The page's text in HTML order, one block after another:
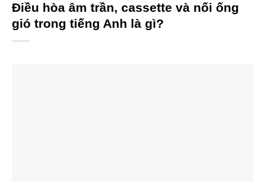
Điều hòa âm trần, cassette và nối ống
gió trong tiếng Anh là gì?